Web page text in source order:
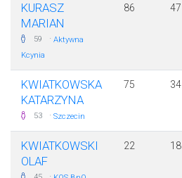
KURASZ
MARIAN
59 · Aktywna
Kcynia
86 47
KWIATKOWSKA
KATARZYNA
53 · Szczecin
75 34
KWIATKOWSKI
OLAF
22 18